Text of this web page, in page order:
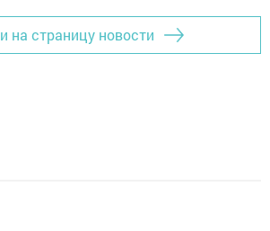
на страницу новости